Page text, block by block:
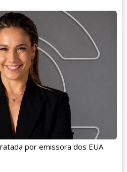
por emissora dos EUA